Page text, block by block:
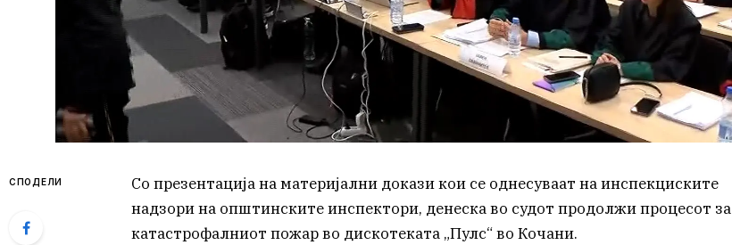
СПОДЕЛИ
Со презентација на материјални докази кои се однесуваат на инспекциските
надзори на општинските инспектори, денеска во судот продолжи процесот за
катастрофалниот пожар во дискотеката „Пулс“ во Кочани.